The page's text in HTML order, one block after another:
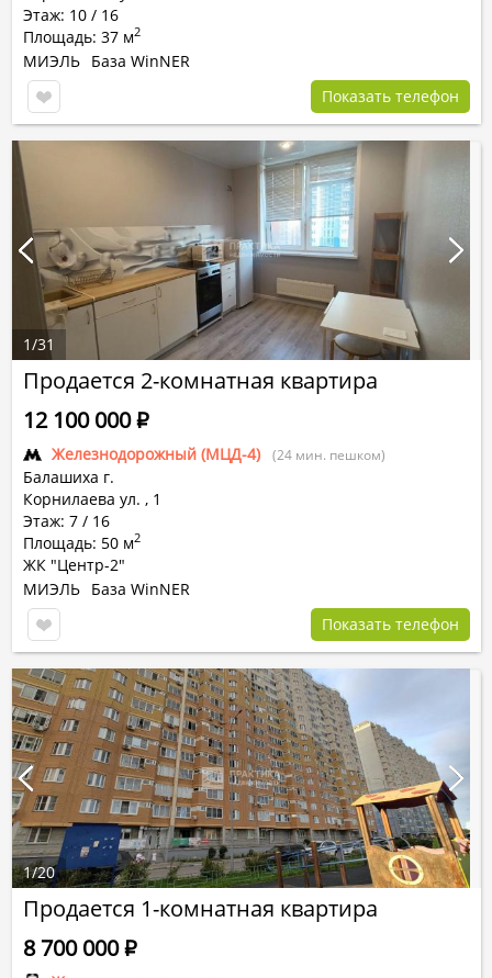
Этаж: 10 / 16
Площадь: 37 м2
МИЭЛЬ База WinNER
Показать телефон
Продается 2-комнатная квартира
Железнодорожный (МЦД-4) (24 мин. пешком)
Балашиха г.
Корнилаева ул. , 1
Этаж: 7 / 16
Площадь: 50 м2
ЖК "Центр-2"
12 100 000Р
МИЭЛЬ База WinNER
Показать телефон
1/31
Продается 1-комнатная квартира
8 700 000Р
1/20